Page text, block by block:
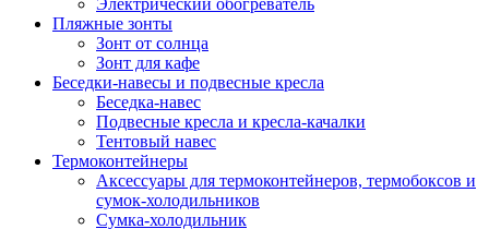
Электрический обогреватель
Пляжные зонты
Зонт от солнца
Зонт для кафе
Беседки-навесы и подвесные кресла
Беседка-навес
Подвесные кресла и кресла-качалки
Тентовый навес
Термоконтейнеры
Аксессуары для термоконтейнеров, термобоксов и
сумок-холодильников
Сумка-холодильник